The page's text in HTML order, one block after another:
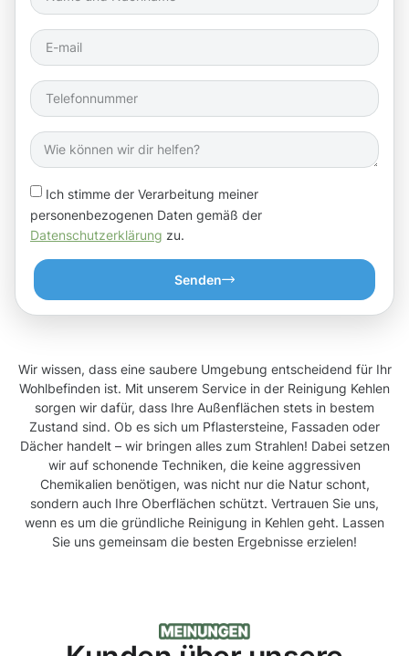
Ich stimme der Verarbeitung meiner
personenbezogenen Daten gemäß der
Datenschutzerklärung zu.
Senden
Wir wissen, dass eine saubere Umgebung entscheidend für Ihr
Wohlbefinden ist. Mit unserem Service in der Reinigung Kehlen
sorgen wir dafür, dass Ihre Außenflächen stets in bestem
Zustand sind. Ob es sich um Pflastersteine, Fassaden oder
Dächer handelt – wir bringen alles zum Strahlen! Dabei setzen
wir auf schonende Techniken, die keine aggressiven
Chemikalien benötigen, was nicht nur die Natur schont,
sondern auch Ihre Oberflächen schützt. Vertrauen Sie uns,
wenn es um die gründliche Reinigung in Kehlen geht. Lassen
Sie uns gemeinsam die besten Ergebnisse erzielen!